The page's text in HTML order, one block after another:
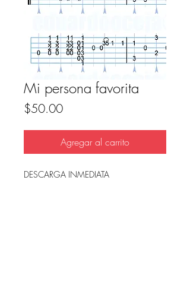
Mi persona favorita
$50.00Precio
Agregar al carrito
DESCARGA INMEDIATA